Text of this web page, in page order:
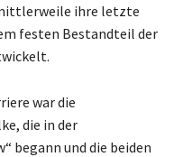
ihre letzte
festen Bestandteil der
war die
die in der
begann und die beiden